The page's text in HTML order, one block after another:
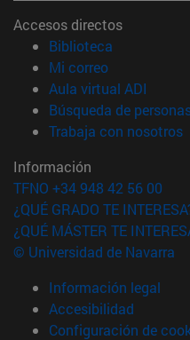
Accesos directos
Biblioteca
Mi correo(abre en
Aula virtual ADI
Búsqueda de
Trabaja con nosotros
Información
TFNO +34 948 42 56 00
¿QUÉ GRADO TE
¿QUÉ MÁSTER TE
© Universidad de Navarra
Información legal
Accesibilidad
Configuración de